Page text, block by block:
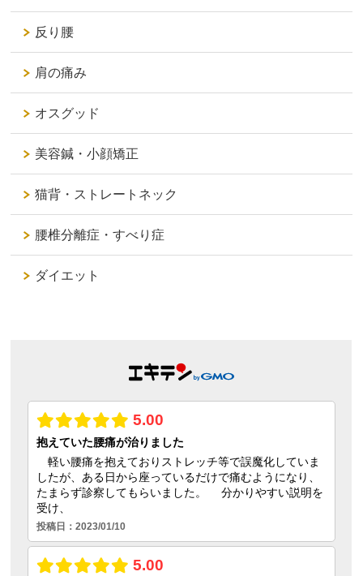
反り腰
肩の痛み
オスグッド
美容鍼・小顔矯正
猫背・ストレートネック
腰椎分離症・すべり症
ダイエット